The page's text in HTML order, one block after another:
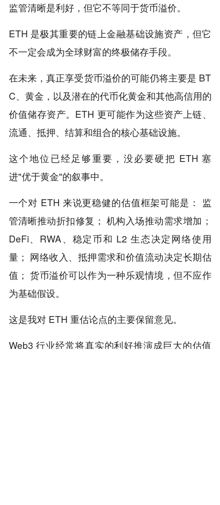
监管清晰是利好，但它不等同于货币溢价。
ETH 是极其重要的链上金融基础设施资产，但它
不一定会成为全球财富的终极储存手段。
在未来，真正享受货币溢价的可能仍将主要是 BT
C、黄金，以及潜在的代币化黄金和其他高信用的
价值储存资产。ETH 更可能作为这些资产上链、
流通、抵押、结算和组合的核心基础设施。
这个地位已经足够重要，没必要硬把 ETH 塞
进"优于黄金"的叙事中。
一个对 ETH 来说更稳健的估值框架可能是： 监
管清晰推动折扣修复； 机构入场推动需求增加；
DeFi、RWA、稳定币和 L2 生态决定网络使用
量； 网络收入、抵押需求和价值流动决定长期估
值； 货币溢价可以作为一种乐观情境，但不应作
为基础假设。
这是我对 ETH 重估论点的主要保留意见。
Web3 行业经常将真实的利好推演成巨大的估值